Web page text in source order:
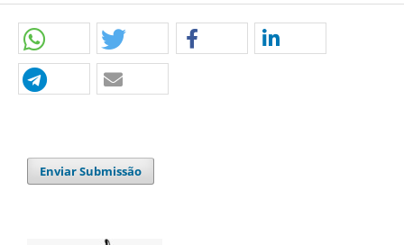
Enviar Submissão